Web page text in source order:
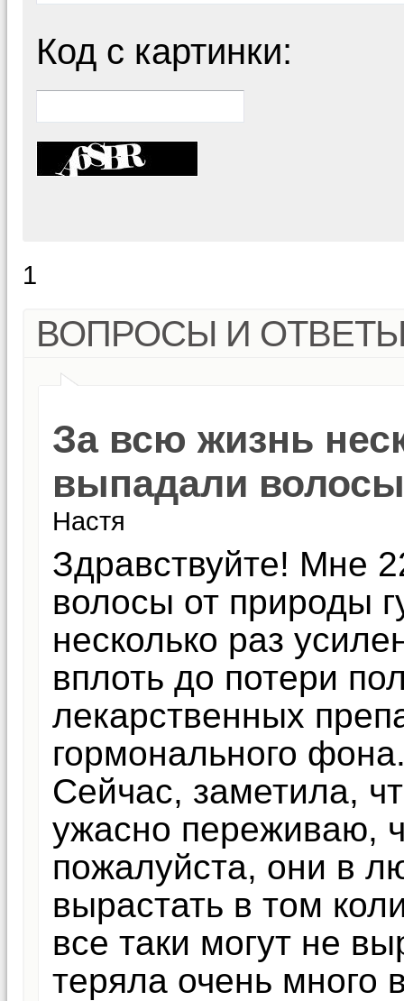
Код с картинки:
1
ВОПРОСЫ И
За всю жизнь
выпадали волосы
Настя
Здравствуйте! Мне
волосы от природы
несколько раз
вплоть до потери
лекарственных
гормонального
Сейчас, заметила,
ужасно переживаю,
пожалуйста, они в
вырастать в том
все таки могут не
теряла очень много